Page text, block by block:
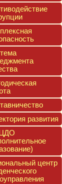
раз­ви­тия
центр